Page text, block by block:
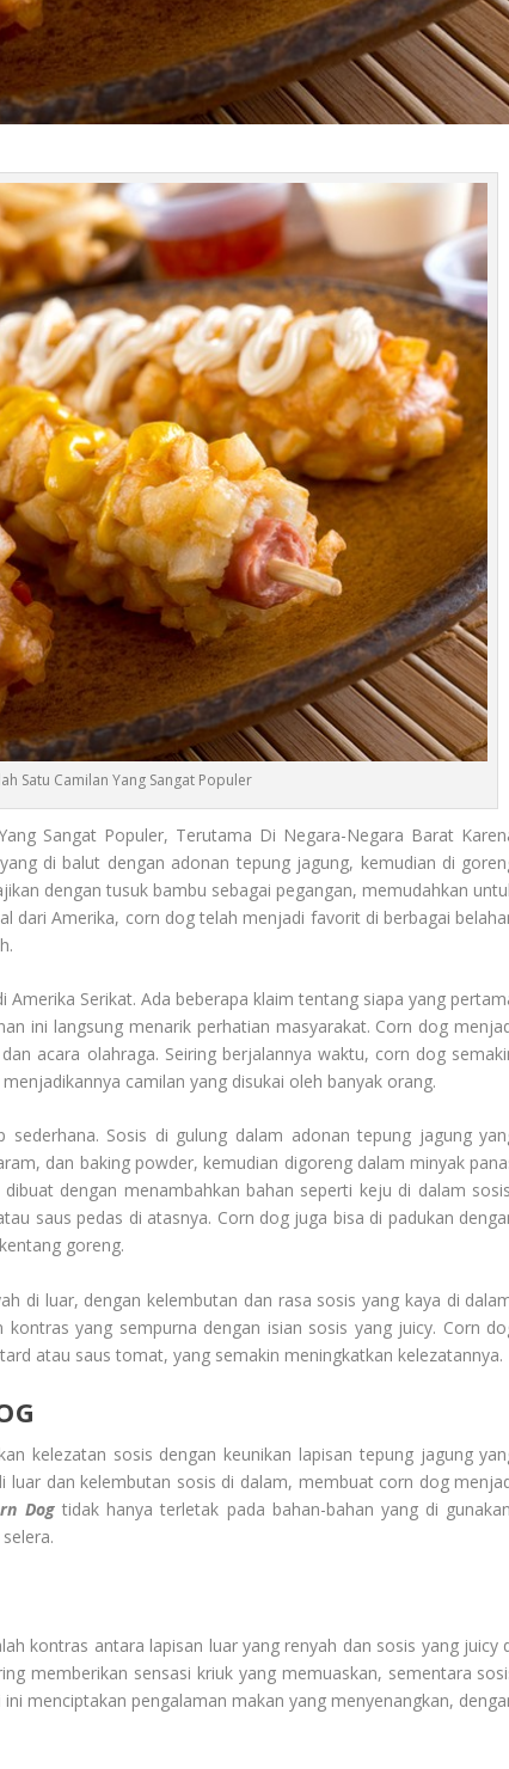
Satu Camilan Yang Sangat Populer
Sangat Populer, Terutama Di Negara-Negara Barat
di balut dengan adonan tepung jagung, kemudian di
dengan tusuk bambu sebagai pegangan, memudahkan
dari Amerika, corn dog telah menjadi favorit di berbagai
Serikat. Ada beberapa klaim tentang siapa yang
ini langsung menarik perhatian masyarakat. Corn dog
acara olahraga. Seiring berjalannya waktu, corn dog
camilan yang disukai oleh banyak orang.
sederhana. Sosis di gulung dalam adonan tepung jagung
dan baking powder, kemudian digoreng dalam minyak
dengan menambahkan bahan seperti keju di dalam
saus pedas di atasnya. Corn dog juga bisa di padukan
goreng.
di luar, dengan kelembutan dan rasa sosis yang kaya di
yang sempurna dengan isian sosis yang juicy. Corn
atau saus tomat, yang semakin meningkatkan kelezatannya.
kelezatan sosis dengan keunikan lapisan tepung jagung
luar dan kelembutan sosis di dalam, membuat corn dog
Dogtidak hanya terletak pada bahan-bahan yang di
kontras antara lapisan luar yang renyah dan sosis yang juicy
memberikan sensasi kriuk yang memuaskan, sementara
menciptakan pengalaman makan yang menyenangkan,